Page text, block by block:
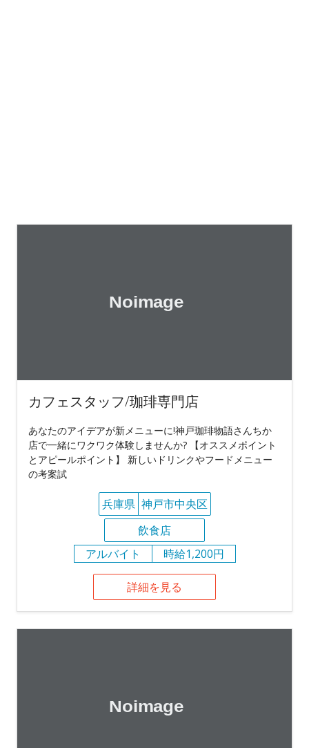
カフェスタッフ/珈琲専門店
あなたのアイデアが新メニューに!神戸珈琲物語さんちか
店で一緒にワクワク体験しませんか? 【オススメポイント
とアピールポイント】 新しいドリンクやフードメニュー
の考案試
兵庫県 神戸市中央区
飲食店
アルバイト
時給1,200円
詳細を見る